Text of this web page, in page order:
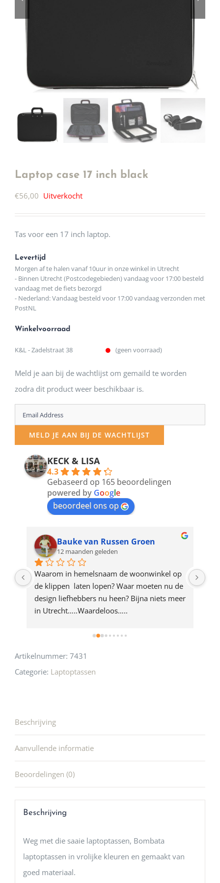
Laptop case 17 inch black
€56,00 Uitverkocht
Tas voor een 17 inch laptop.
Levertijd
Morgen af te halen vanaf 10uur in onze winkel in Utrecht
- Binnen Utrecht (Postcodegebieden) vandaag voor 17:00 besteld
vandaag met de fiets bezorgd
- Nederland: Vandaag besteld voor 17:00 vandaag verzonden met
PostNL
Winkelvoorraad
K&L - Zadelstraat 38 (geen voorraad)
Meld je aan bij de wachtlijst om gemaild te worden
zodra dit product weer beschikbaar is.
Enter
your
email
address
product
MELD JE AAN BIJ DE WACHTLIJST
KECK & LISA
4.3
Gebaseerd op 165 beoordelingen
powered by Google
beoordeel ons op
Bauke van Russen Groen
12 maanden geleden
Waarom in hemelsnaam de woonwinkel op
de klippen  laten lopen? Waar moeten nu de
design liefhebbers nu heen? Bijna niets meer
in Utrecht…..Waardeloos…..
Artikelnummer: 7431
Categorie: Laptoptassen
Beschrijving
Aanvullende informatie
Beoordelingen (0)
Beschrijving
Weg met die saaie laptoptassen, Bombata
laptoptassen in vrolijke kleuren en gemaakt van
goed materiaal.